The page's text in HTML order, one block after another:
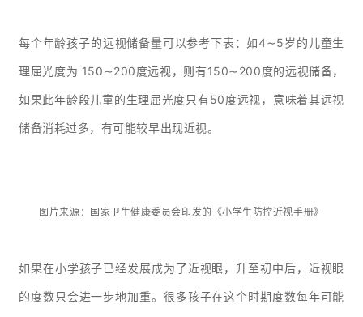
每个年龄孩子的远视储备量可以参考下表：如4∼5岁的儿童生
理屈光度为 150∼200度远视，则有150∼200度的远视储备，
如果此年龄段儿童的生理屈光度只有50度远视，意味着其远视
储备消耗过多，有可能较早出现近视。
图片来源：国家卫生健康委员会印发的《小学生防控近视手册》
如果在小学孩子已经发展成为了近视眼，升至初中后，近视眼
的度数只会进一步地加重。很多孩子在这个时期度数每年可能